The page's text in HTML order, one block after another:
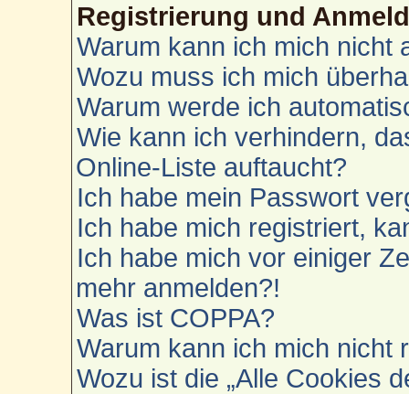
Registrierung und
Warum kann ich mich nicht
Wozu muss ich mich
Warum werde ich
Wie kann ich verhindern,
Online-Liste auftaucht?
Ich habe mein Passwort
Ich habe mich registriert,
Ich habe mich vor einiger
mehr anmelden?!
Was ist COPPA?
Warum kann ich mich nicht
Wozu ist die „Alle Cookies